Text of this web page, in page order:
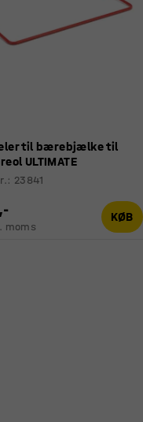
til bærebjælke til
ULTIMATE
: 23841
moms
KØB